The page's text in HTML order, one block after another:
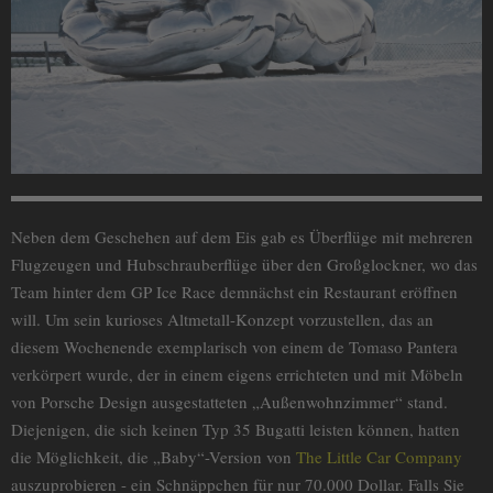
Neben dem Geschehen auf dem Eis gab es Überflüge mit mehreren
Flugzeugen und Hubschrauberflüge über den Großglockner, wo das
Team hinter dem GP Ice Race demnächst ein Restaurant eröffnen
will. Um sein kurioses Altmetall-Konzept vorzustellen, das an
diesem Wochenende exemplarisch von einem de Tomaso Pantera
verkörpert wurde, der in einem eigens errichteten und mit Möbeln
von Porsche Design ausgestatteten „Außenwohnzimmer“ stand.
Diejenigen, die sich keinen Typ 35 Bugatti leisten können, hatten
die Möglichkeit, die „Baby“-Version von The Little Car Company
auszuprobieren - ein Schnäppchen für nur 70.000 Dollar. Falls Sie